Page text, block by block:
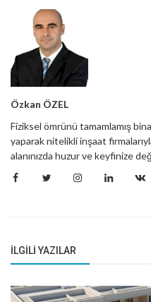
Özkan ÖZEL
Fiziksel ömrünü tamamlamış
yaparak nitelikli inşaat
alanınızda huzur ve keyfinize
İLGILI YAZILAR